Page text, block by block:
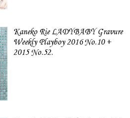
Kaneko Rie LADYBABY Gravure
Weekly Playboy 2016 No.10 +
2015 No.52.